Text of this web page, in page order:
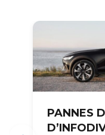
PANNES